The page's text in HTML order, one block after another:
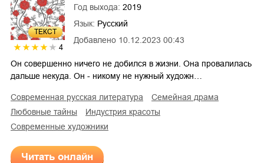
ТЕКСТ
4
Добавлено 10.12.2023 00:43
Год выхода: 2019
Язык: Русский
Он совершенно ничего не добился в жизни. Она провалилась
дальше некуда. Он - никому не нужный художн…
современная русская литература
семейная драма
любовные тайны
индустрия красоты
современные художники
Читать онлайн